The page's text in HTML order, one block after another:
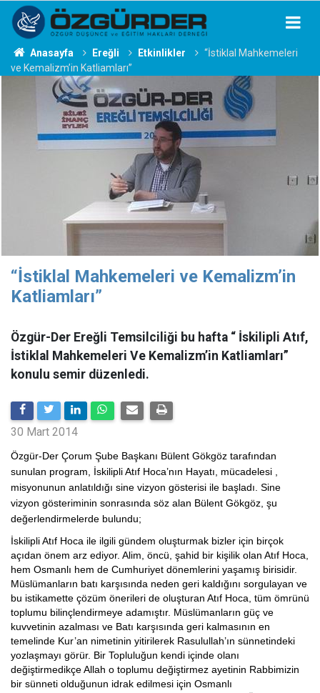
Anasayfa Ereğli Etkinlikler
“İstiklal Mahkemeleri
ve Kemalizm’in Katliamları”
“İstiklal Mahkemeleri ve Kemalizm’in
Katliamları”
Özgür-Der Ereğli Temsilciliği bu hafta “ İskilipli Atıf,
İstiklal Mahkemeleri Ve Kemalizm’in Katliamları”
konulu semir düzenledi.
30 Mart 2014
Özgür-Der Çorum Şube Başkanı Bülent Gökgöz tarafından
sunulan program, İskilipli Atıf Hoca’nın Hayatı, mücadelesi ,
misyonunun anlatıldığı sine vizyon gösterisi ile başladı. Sine
vizyon gösteriminin sonrasında söz alan Bülent Gökgöz, şu
değerlendirmelerde bulundu;
İskilipli Atıf Hoca ile ilgili gündem oluşturmak bizler için birçok
açıdan önem arz ediyor. Alim, öncü, şahid bir kişilik olan Atıf Hoca,
hem Osmanlı hem de Cumhuriyet dönemlerini yaşamış birisidir.
Müslümanların batı karşısında neden geri kaldığını sorgulayan ve
bu istikamette çözüm önerileri de oluşturan Atıf Hoca, tüm ömrünü
toplumu bilinçlendirmeye adamıştır. Müslümanların güç ve
kuvvetinin azalması ve Batı karşısında geri kalmasının en
temelinde Kur’an nimetinin yitirilerek Rasulullah’ın sünnetindeki
yozlaşmayı görür. Bir Topluluğun kendi içinde olanı
değiştirmedikçe Allah o toplumu değiştirmez ayetinin Rabbimizin
bir sünneti olduğunun idrak edilmesi için Osmanlı